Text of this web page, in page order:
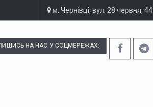
м. Чернівці, вул. 28 червня, 44
НА НАС У СОЦМЕРЕЖАХ: